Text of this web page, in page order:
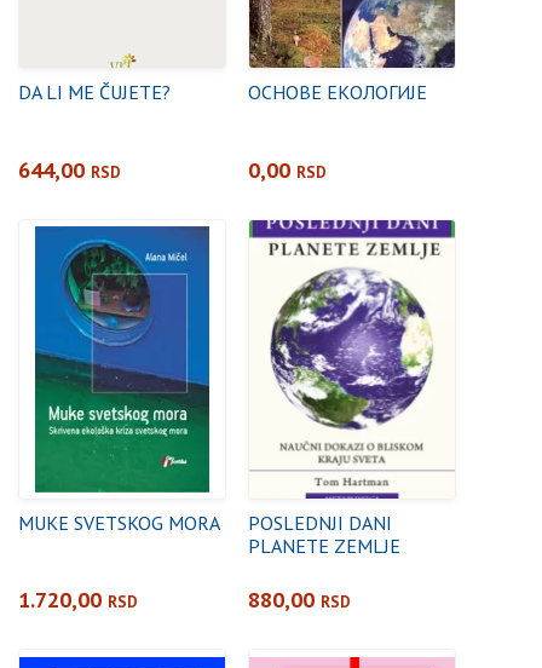
DA LI ME ČUJETE?
644,00 RSD
ОСНОВЕ ЕКОЛОГИЈЕ
0,00 RSD
MUKE SVETSKOG MORA
1.720,00 RSD
POSLEDNJI DANI
PLANETE ZEMLJE
880,00 RSD